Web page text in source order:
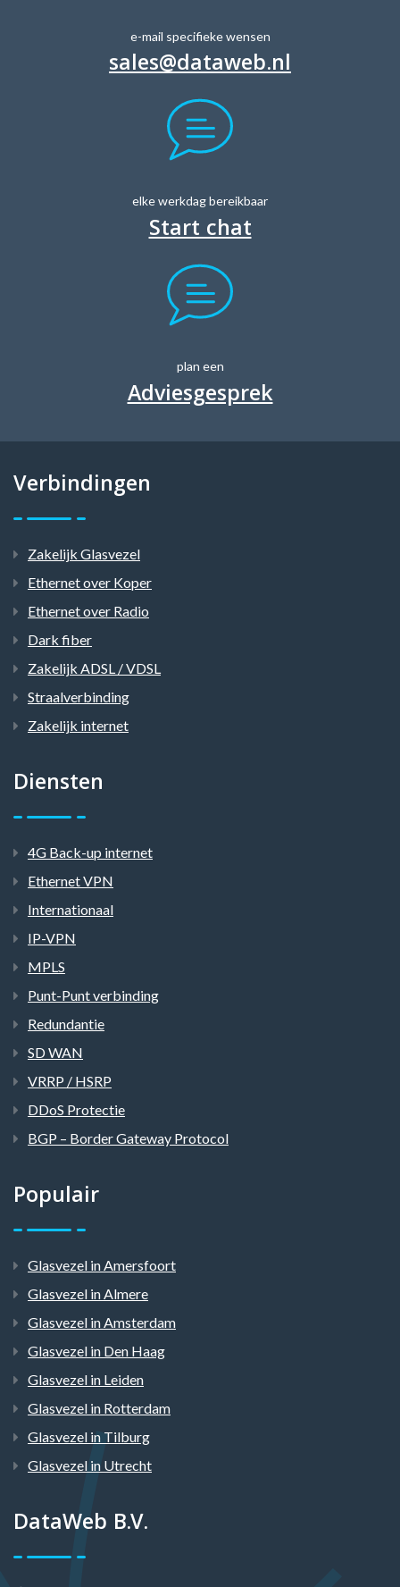
e-mail specifieke wensen
sales@dataweb.nl
elke werkdag bereikbaar
Start chat
plan een
Adviesgesprek
Verbindingen
Zakelijk Glasvezel
Ethernet over Koper
Ethernet over Radio
Dark fiber
Zakelijk ADSL / VDSL
Straalverbinding
Zakelijk internet
Diensten
4G Back-up internet
Ethernet VPN
Internationaal
IP-VPN
MPLS
Punt-Punt verbinding
Redundantie
SD WAN
VRRP / HSRP
DDoS Protectie
BGP – Border Gateway Protocol
Populair
Glasvezel in Amersfoort
Glasvezel in Almere
Glasvezel in Amsterdam
Glasvezel in Den Haag
Glasvezel in Leiden
Glasvezel in Rotterdam
Glasvezel in Tilburg
Glasvezel in Utrecht
DataWeb B.V.